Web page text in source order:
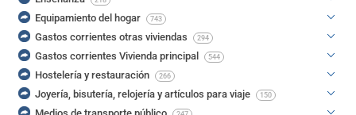
Equipamiento del hogar 743
Gastos corrientes otras viviendas 294
Gastos corrientes Vivienda principal 544
Hostelería y restauración 266
Joyería, bisutería, relojería y artículos para viaje 150